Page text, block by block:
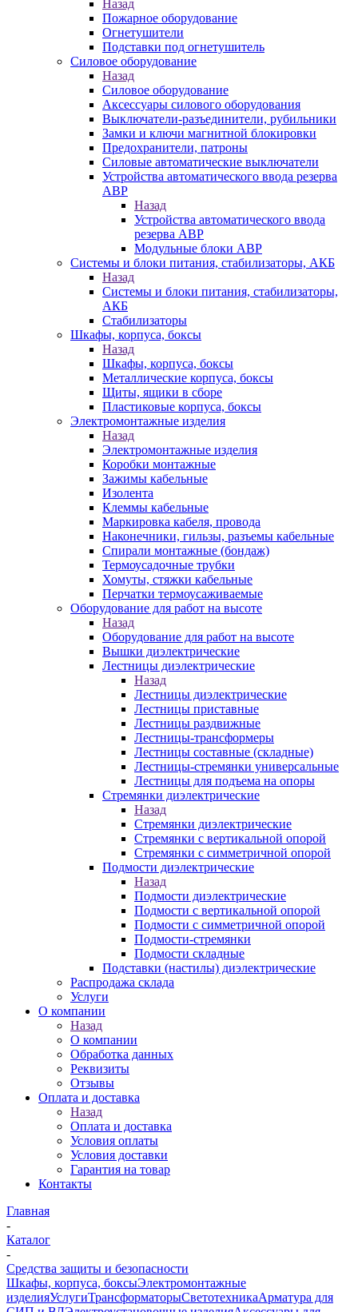
Назад
Пожарное оборудование
Огнетушители
Подставки под огнетушитель
Силовое оборудование
Назад
Силовое оборудование
Аксессуары силового оборудования
Выключатели-разъединители, рубильники
Замки и ключи магнитной блокировки
Предохранители, патроны
Силовые автоматические выключатели
Устройства автоматического ввода резерва
АВР
Назад
Устройства автоматического ввода
резерва АВР
Модульные блоки АВР
Системы и блоки питания, стабилизаторы, АКБ
Назад
Системы и блоки питания, стабилизаторы,
АКБ
Стабилизаторы
Шкафы, корпуса, боксы
Назад
Шкафы, корпуса, боксы
Металлические корпуса, боксы
Щиты, ящики в сборе
Пластиковые корпуса, боксы
Электромонтажные изделия
Назад
Электромонтажные изделия
Коробки монтажные
Зажимы кабельные
Изолента
Клеммы кабельные
Маркировка кабеля, провода
Наконечники, гильзы, разъемы кабельные
Спирали монтажные (бондаж)
Термоусадочные трубки
Хомуты, стяжки кабельные
Перчатки термоусаживаемые
Оборудование для работ на высоте
Назад
Оборудование для работ на высоте
Вышки диэлектрические
Лестницы диэлектрические
Назад
Лестницы диэлектрические
Лестницы приставные
Лестницы раздвижные
Лестницы-трансформеры
Лестницы составные (складные)
Лестницы-стремянки универсальные
Лестницы для подъема на опоры
Стремянки диэлектрические
Назад
Стремянки диэлектрические
Стремянки с вертикальной опорой
Стремянки с симметричной опорой
Подмости диэлектрические
Назад
Подмости диэлектрические
Подмости с вертикальной опорой
Подмости с симметричной опорой
Подмости-стремянки
Подмости складные
Подставки (настилы) диэлектрические
Распродажа склада
Услуги
О компании
Назад
О компании
Обработка данных
Реквизиты
Отзывы
Оплата и доставка
Назад
Оплата и доставка
Условия оплаты
Условия доставки
Гарантия на товар
Контакты
Главная
-
Каталог
-
Средства защиты и безопасности
Шкафы, корпуса, боксыЭлектромонтажные
изделияУслугиТрансформаторыСветотехникаАрматура для